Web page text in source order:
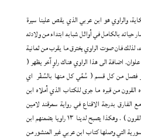
والراوي هو ابن عربي الذي يقص علينا سيرة
حياته بالكامل في أوائل شبابه ابتداء من ولادته
فان صوت الراوي يخترق ما يقرب من ثمانية
اضافة الى هذا الراوي هناك راوٍ آخر يظهر (
فصل من كل قسم ( سُمِّي كل منها بالسِّفْر اي
القرون من قبره ما جرى للكتاب الذي أملاه ابن
بدرجة الاقناع في رواية سمرقند لامين
معلوف حيث يتنقل ديوان عمر الخيام عبر القرون ) . وهكذا يصبح لدينا ١٣ راويا بضمنهم ابن
التي وصلها كتاب ابن عربي غير المنشور من